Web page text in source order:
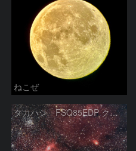
ねこぜ
タカハシ FSQ85EDP クワガタ星雲